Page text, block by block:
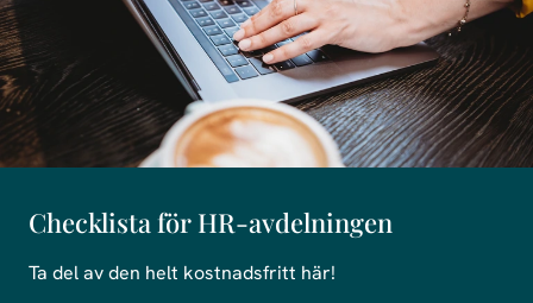
Checklista för HR-avdelningen
Ta del av den helt kostnadsfritt här!